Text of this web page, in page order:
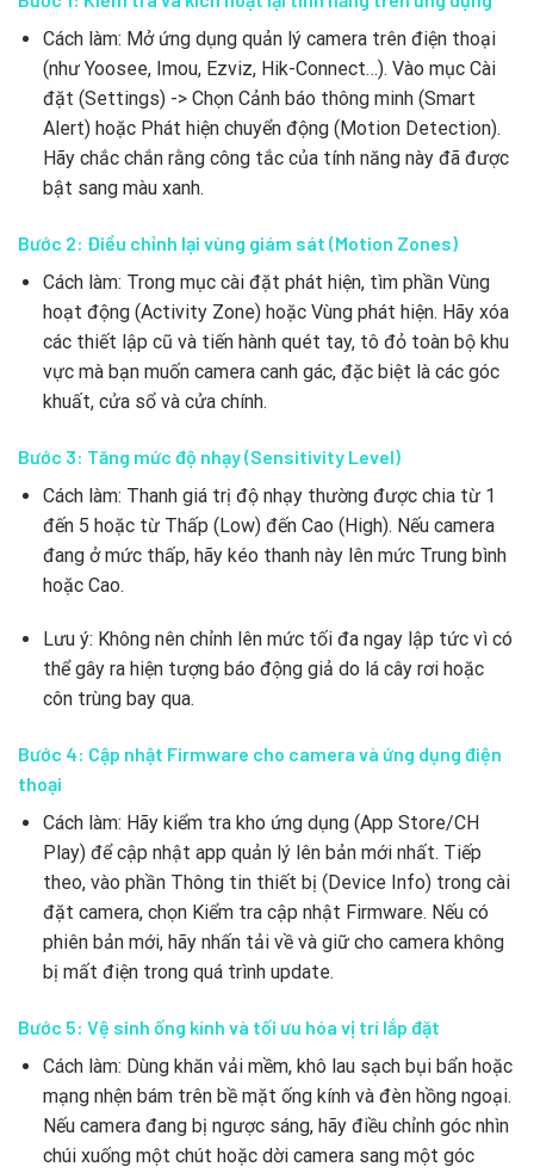
Cách làm: Mở ứng dụng quản lý camera trên điện thoại
(như Yoosee, Imou, Ezviz, Hik-Connect…). Vào mục Cài
đặt (Settings) -> Chọn Cảnh báo thông minh (Smart
Alert) hoặc Phát hiện chuyển động (Motion Detection).
Hãy chắc chắn rằng công tắc của tính năng này đã được
bật sang màu xanh.
Bước 2: Điều chỉnh lại vùng giám sát (Motion Zones)
Cách làm: Trong mục cài đặt phát hiện, tìm phần Vùng
hoạt động (Activity Zone) hoặc Vùng phát hiện. Hãy xóa
các thiết lập cũ và tiến hành quét tay, tô đỏ toàn bộ khu
vực mà bạn muốn camera canh gác, đặc biệt là các góc
khuất, cửa sổ và cửa chính.
Bước 3: Tăng mức độ nhạy (Sensitivity Level)
Cách làm: Thanh giá trị độ nhạy thường được chia từ 1
đến 5 hoặc từ Thấp (Low) đến Cao (High). Nếu camera
đang ở mức thấp, hãy kéo thanh này lên mức Trung bình
hoặc Cao.
Lưu ý: Không nên chỉnh lên mức tối đa ngay lập tức vì có
thể gây ra hiện tượng báo động giả do lá cây rơi hoặc
côn trùng bay qua.
Bước 4: Cập nhật Firmware cho camera và ứng dụng điện
thoại
Cách làm: Hãy kiểm tra kho ứng dụng (App Store/CH
Play) để cập nhật app quản lý lên bản mới nhất. Tiếp
theo, vào phần Thông tin thiết bị (Device Info) trong cài
đặt camera, chọn Kiểm tra cập nhật Firmware. Nếu có
phiên bản mới, hãy nhấn tải về và giữ cho camera không
bị mất điện trong quá trình update.
Bước 5: Vệ sinh ống kính và tối ưu hóa vị trí lắp đặt
Cách làm: Dùng khăn vải mềm, khô lau sạch bụi bẩn hoặc
mạng nhện bám trên bề mặt ống kính và đèn hồng ngoại.
Nếu camera đang bị ngược sáng, hãy điều chỉnh góc nhìn
chúi xuống một chút hoặc dời camera sang một góc